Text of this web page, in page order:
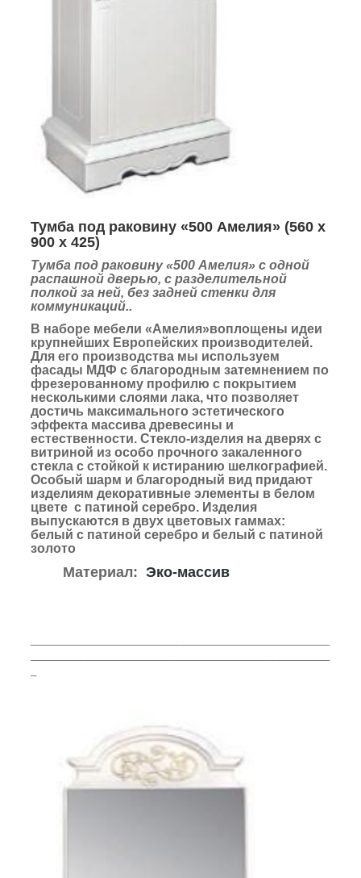
Тумба под раковину «500 Амелия» (560 х
900 х 425)
Тумба под раковину «500 Амелия» с одной
распашной дверью, с разделительной
полкой за ней, без задней стенки для
коммуникаций..
В наборе мебели «Амелия»воплощены идеи
крупнейших Европейских производителей.
Для его производства мы используем
фасады МДФ с благородным затемнением по
фрезерованному профилю с покрытием
несколькими слоями лака, что позволяет
достичь максимального эстетического
эффекта массива древесины и
естественности. Стекло-изделия на дверях с
витриной из особо прочного закаленного
стекла с стойкой к истиранию шелкографией.
Особый шарм и благородный вид придают
изделиям декоративные элементы в белом
цвете с патиной серебро. Изделия
выпускаются в двух цветовых гаммах:
белый с патиной серебро и белый с патиной
золото
Материал: Эко-массив